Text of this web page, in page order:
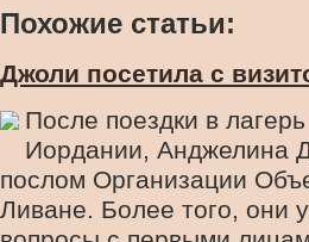
Похожие статьи:
Джоли посетила с
После поездки в
Иордании, Анджелина
послом Организации
Ливане. Более того, они